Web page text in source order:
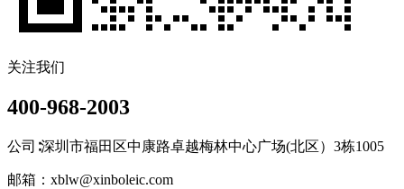
关注我们
400-968-2003
公司∶深圳市福田区中康路卓越梅林中心广场(北区）3栋1005
邮箱：xblw@xinboleic.com